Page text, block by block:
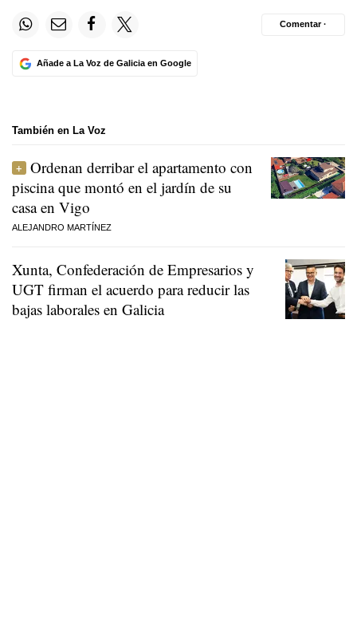
Añade a La Voz de Galicia en Google
Comentar ·
También en La Voz
Ordenan derribar el apartamento con
piscina que montó en el jardín de su
casa en Vigo
ALEJANDRO MARTÍNEZ
Xunta, Confederación de Empresarios y
UGT firman el acuerdo para reducir las
bajas laborales en Galicia